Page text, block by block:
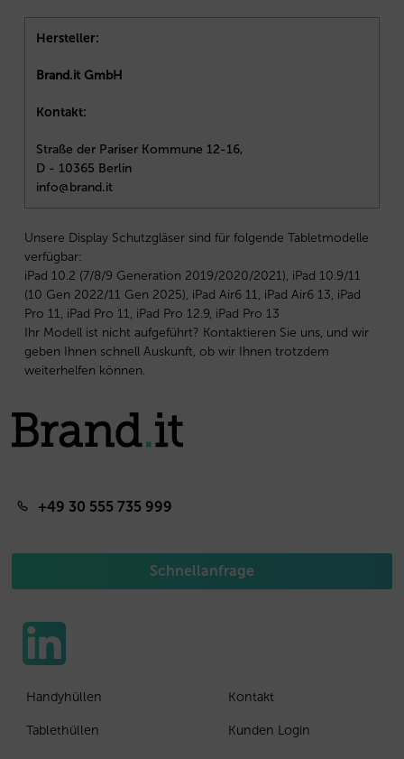
Hersteller:
Brand.it GmbH
Kontakt:
Straße der Pariser Kommune 12-16,
D - 10365 Berlin
info@brand.it
Unsere Display Schutzgläser sind für folgende Tabletmodelle
verfügbar:
iPad 10.2 (7/8/9 Generation 2019/2020/2021), iPad 10.9/11
(10 Gen 2022/11 Gen 2025), iPad Air6 11, iPad Air6 13, iPad
Pro 11, iPad Pro 11, iPad Pro 12.9, iPad Pro 13
Ihr Modell ist nicht aufgeführt? Kontaktieren Sie uns, und wir
geben Ihnen schnell Auskunft, ob wir Ihnen trotzdem
weiterhelfen können.
+49 30 555 735 999
Schnellanfrage
Handyhüllen
Tablethüllen
Kontakt
Kunden Login